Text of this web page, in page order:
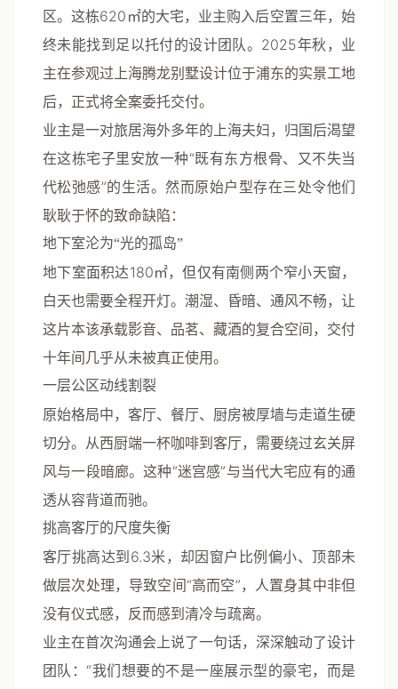
区。这栋620㎡的大宅，业主购入后空置三年，始
终未能找到足以托付的设计团队。2025年秋，业
主在参观过上海腾龙别墅设计位于浦东的实景工地
后，正式将全案委托交付。
业主是一对旅居海外多年的上海夫妇，归国后渴望
在这栋宅子里安放一种“既有东方根骨、又不失当
代松弛感”的生活。然而原始户型存在三处令他们
耿耿于怀的致命缺陷：
地下室沦为“光的孤岛”
地下室面积达180㎡，但仅有南侧两个窄小天窗，
白天也需要全程开灯。潮湿、昏暗、通风不畅，让
这片本该承载影音、品茗、藏酒的复合空间，交付
十年间几乎从未被真正使用。
一层公区动线割裂
原始格局中，客厅、餐厅、厨房被厚墙与走道生硬
切分。从西厨端一杯咖啡到客厅，需要绕过玄关屏
风与一段暗廊。这种“迷宫感”与当代大宅应有的通
透从容背道而驰。
挑高客厅的尺度失衡
客厅挑高达到6.3米，却因窗户比例偏小、顶部未
做层次处理，导致空间“高而空”，人置身其中非但
没有仪式感，反而感到清冷与疏离。
业主在首次沟通会上说了一句话，深深触动了设计
团队：“我们想要的不是一座展示型的豪宅，而是